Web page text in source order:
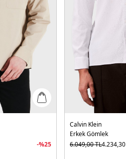
-%25
Calvin Klein
Erkek Gömlek
6.049,00TL4.234,30